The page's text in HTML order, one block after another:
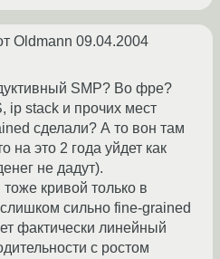
Oldmann 09.04.2004
SMP? Во фре?
ip stack и прочих мест
сделали? А то вон там
на это 2 года уйдет как
не дадут).
кривой только в
сильно fine-grained
фактически линейный
с ростом